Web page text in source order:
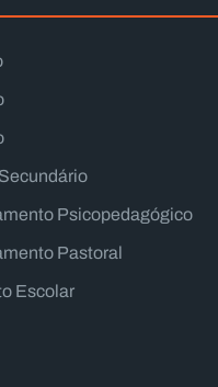
Psicopedagógico
Pastoral
Escolar